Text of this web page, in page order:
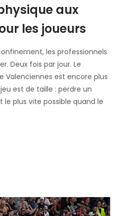
aux
les joueurs
les professionnels
Deux fois par jour. Le
Valenciennes est encore plus
est de taille : perdre un
plus vite possible quand le